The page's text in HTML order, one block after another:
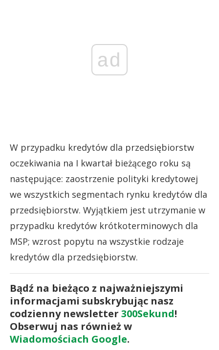
ad
W przypadku kredytów dla przedsiębiorstw
oczekiwania na I kwartał bieżącego roku są
następujące: zaostrzenie polityki kredytowej
we wszystkich segmentach rynku kredytów dla
przedsiębiorstw. Wyjątkiem jest utrzymanie w
przypadku kredytów krótkoterminowych dla
MSP; wzrost popytu na wszystkie rodzaje
kredytów dla przedsiębiorstw.
Bądź na bieżąco z najważniejszymi
informacjami subskrybując nasz
codzienny newsletter 300Sekund!
Obserwuj nas również w
Wiadomościach Google.